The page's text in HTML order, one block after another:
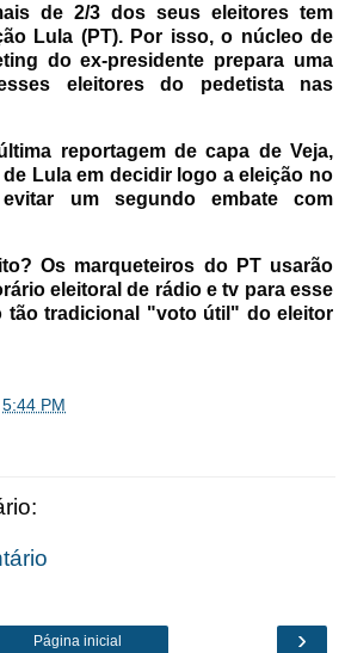
de 2/3 dos seus eleitores tem
Lula (PT). Por isso, o núcleo de
do ex-presidente prepara uma
eleitores do pedetista nas
reportagem de capa de Veja,
Lula em decidir logo a eleição no
um segundo embate com
Os marqueteiros do PT usarão
eleitoral de rádio e tv para esse
tão tradicional "voto útil" do eleitor
5:44 PM
›
Página inicial